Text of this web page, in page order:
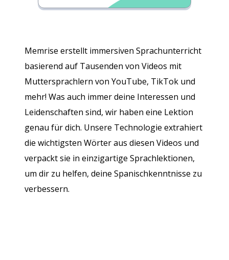
Memrise erstellt immersiven Sprachunterricht
basierend auf Tausenden von Videos mit
Muttersprachlern von YouTube, TikTok und
mehr! Was auch immer deine Interessen und
Leidenschaften sind, wir haben eine Lektion
genau für dich. Unsere Technologie extrahiert
die wichtigsten Wörter aus diesen Videos und
verpackt sie in einzigartige Sprachlektionen,
um dir zu helfen, deine Spanischkenntnisse zu
verbessern.